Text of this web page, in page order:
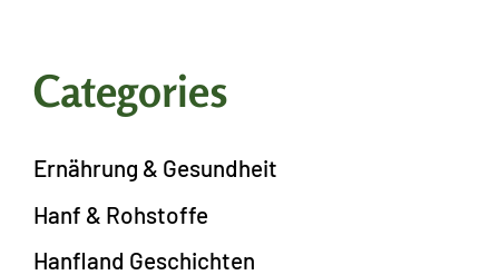
Categories
Ernährung & Gesundheit
Hanf & Rohstoffe
Hanfland Geschichten